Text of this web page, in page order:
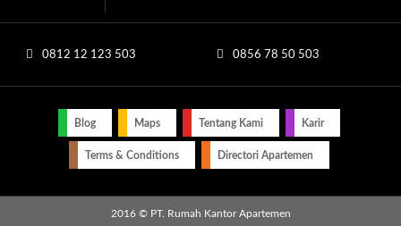
0812 12 123 503 0856 78 50 503
Blog Maps Tentang Kami Karir
Terms & Conditions Directori Apartemen
2016 © PT. Rumah Kantor Apartemen